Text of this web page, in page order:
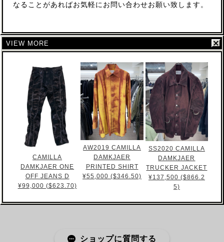
なることがあればお気軽にお問い合わせお願い致します。
VIEW MORE
CAMILLA
DAMKJAER ONE
OFF JEANS D
¥99,000 ($623.70)
AW2019 CAMILLA
DAMKJAER
PRINTED SHIRT
¥55,000 ($346.50)
SS2020 CAMILLA
DAMKJAER
TRUCKER JACKET
¥137,500 ($866.2
5)
ショップに質問する